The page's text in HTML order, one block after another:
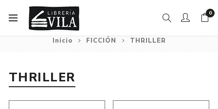
0
Inicio FICCIÓN THRILLER
THRILLER